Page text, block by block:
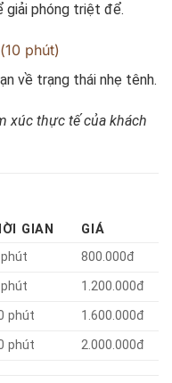
giải phóng triệt để.
phút)
về trạng thái nhẹ tênh.
xúc thực tế của khách
GIAN
GIÁ
800.000đ
1.200.000đ
phút
1.600.000đ
phút 2.000.000đ